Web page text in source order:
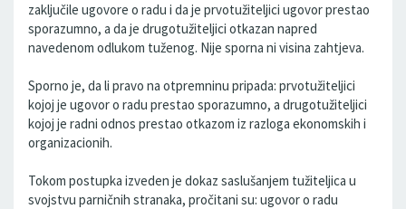
zaključile ugovore o radu i da je prvotužiteljici ugovor prestao
sporazumno, a da je drugotužiteljici otkazan napred
navedenom odlukom tuženog. Nije sporna ni visina zahtjeva.
Sporno je, da li pravo na otpremninu pripada: prvotužiteljici
kojoj je ugovor o radu prestao sporazumno, a drugotužiteljici
kojoj je radni odnos prestao otkazom iz razloga ekonomskih i
organizacionih.
Tokom postupka izveden je dokaz saslušanjem tužiteljica u
svojstvu parničnih stranaka, pročitani su: ugovor o radu